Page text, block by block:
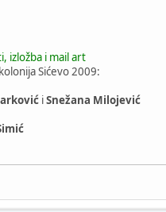
izložba i mail art
Sićevo 2009:
iSnežana Milojević